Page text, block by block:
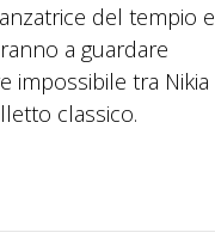
del tempio e
a guardare
impossibile tra Nikia
classico.